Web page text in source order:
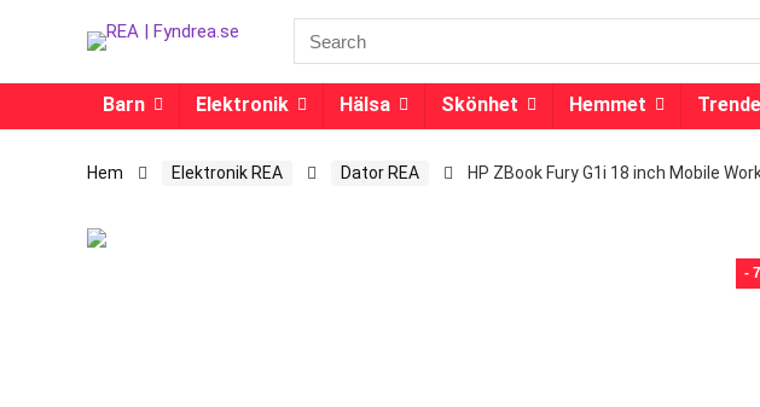
Barn Elektronik Hälsa Skönhet Hemmet
Hem Elektronik REA Dator REA HP ZBook Fury G1i 18 inch Mobile
-